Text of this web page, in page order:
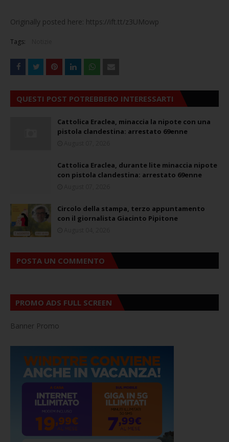
Originally posted here: https://ift.tt/z3UMowp
Tags:
QUESTI POST POTREBBERO INTERESSARTI
Cattolica Eraclea, minaccia la nipote con una
pistola clandestina: arrestato 69enne
Cattolica Eraclea, durante lite minaccia nipote
con pistola clandestina: arrestato 69enne
Circolo della stampa, terzo appuntamento
con il giornalista Giacinto Pipitone
POSTA UN COMMENTO
PROMO ADS FULL SCREEN
Banner Promo